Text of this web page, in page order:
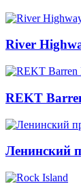
River
REKT
Ленинский